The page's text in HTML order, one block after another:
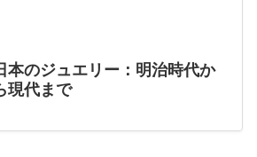
本のジュエリー：明治時代か
現代まで